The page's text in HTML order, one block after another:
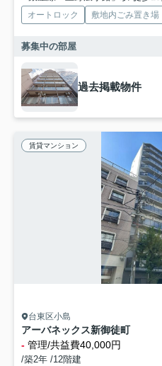
オートロック 敷地内ごみ置き場
募集中の部屋
過去掲載物件
賃貸マンション
台東区小島
アーバネックス新御徒町
- 管理/共益費40,000円
/築2年 /12階建